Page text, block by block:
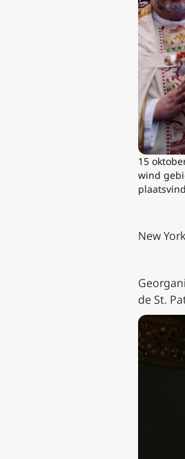
15
wind
New
de St.